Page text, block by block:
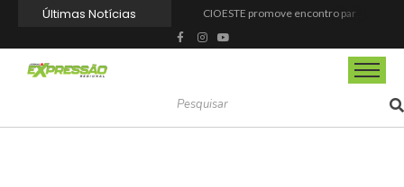
Últimas Notícias
Ferrari F355 do Anderson Dick é a mais nova atração do Parque Dream Car de São Roque (SP)
Fundação de Barueri amplia política de inclusão e lança novo projeto educacional
Projeto “O Samba da Casa 26” chega a Itapevi para valorizar a música autoral e fortalecer a cultura local